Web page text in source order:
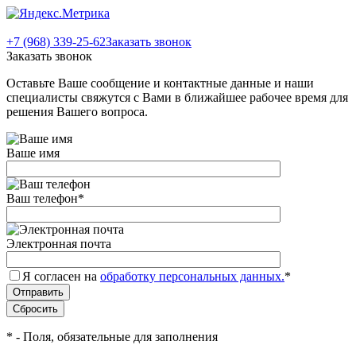
+7 (968) 339-25-62Заказать звонок
Заказать звонок
Оставьте Ваше сообщение и контактные данные и наши
специалисты свяжутся с Вами в ближайшее рабочее время для
решения Вашего вопроса.
Ваше имя
Ваш телефон*
Электронная почта
Я согласен на обработку персональных данных.*
* - Поля, обязательные для заполнения